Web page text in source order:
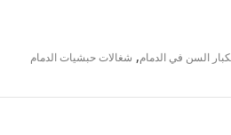
السن في الدمام, شغالات حبشيات الدمام